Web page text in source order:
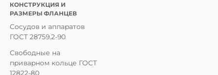
КОНСТРУКЦИЯ И
РАЗМЕРЫ ФЛАНЦЕВ
Сосудов и аппаратов
ГОСТ 28759.2-90
Свободные на
приварном кольце ГОСТ
12822-80